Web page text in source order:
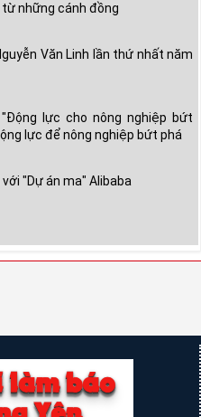
những cánh đồng
Văn Linh lần thứ nhất năm
lực cho nông nghiệp bứt
lực để nông nghiệp bứt phá
"Dự án ma" Alibaba